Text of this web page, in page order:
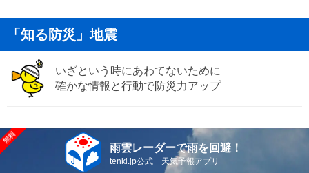
「知る防災」地震
いざという時にあわてないために
確かな情報と行動で防災力アップ
雨雲レーダーで雨を回避！
tenki.jp公式 天気予報アプリ